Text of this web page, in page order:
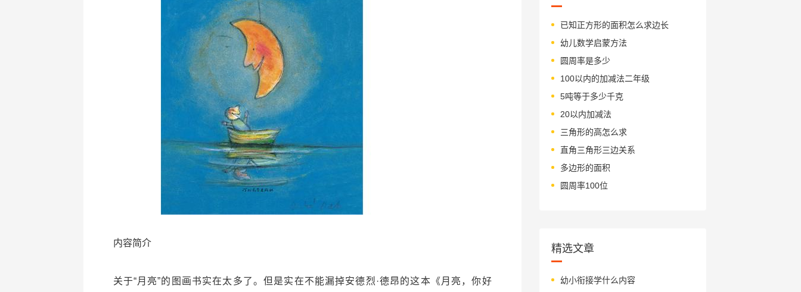
内容简介
关于“月亮”的图画书实在太多了。但是实在不能漏掉安德烈·德昂的这本《月亮，你好
已知正方形的面积怎么求边长
幼儿数学启蒙方法
圆周率是多少
100以内的加减法二年级
5吨等于多少千克
20以内加减法
三角形的高怎么求
直角三角形三边关系
多边形的面积
圆周率100位
精选文章
幼小衔接学什么内容